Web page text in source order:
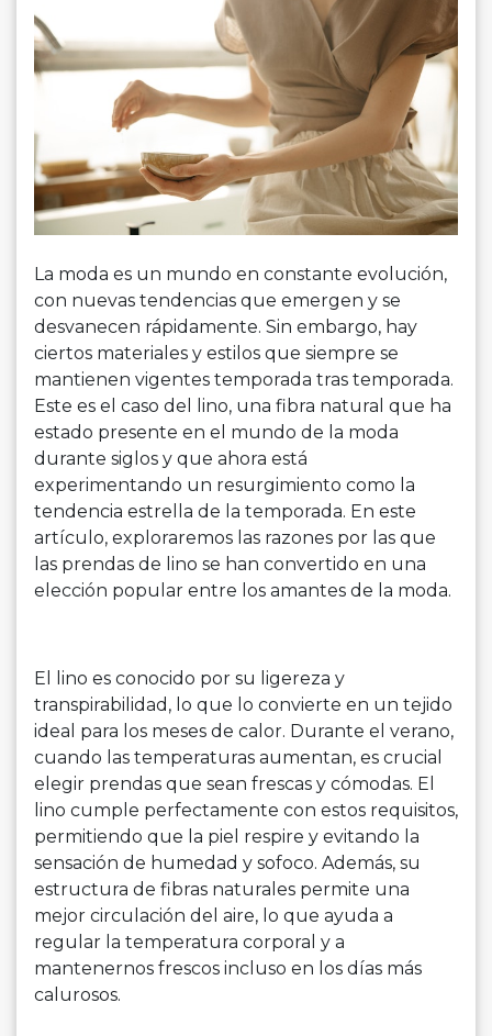
La moda es un mundo en constante evolución,
con nuevas tendencias que emergen y se
desvanecen rápidamente. Sin embargo, hay
ciertos materiales y estilos que siempre se
mantienen vigentes temporada tras temporada.
Este es el caso del lino, una fibra natural que ha
estado presente en el mundo de la moda
durante siglos y que ahora está
experimentando un resurgimiento como la
tendencia estrella de la temporada. En este
artículo, exploraremos las razones por las que
las prendas de lino se han convertido en una
elección popular entre los amantes de la moda.
El lino es conocido por su ligereza y
transpirabilidad, lo que lo convierte en un tejido
ideal para los meses de calor. Durante el verano,
cuando las temperaturas aumentan, es crucial
elegir prendas que sean frescas y cómodas. El
lino cumple perfectamente con estos requisitos,
permitiendo que la piel respire y evitando la
sensación de humedad y sofoco. Además, su
estructura de fibras naturales permite una
mejor circulación del aire, lo que ayuda a
regular la temperatura corporal y a
mantenernos frescos incluso en los días más
calurosos.